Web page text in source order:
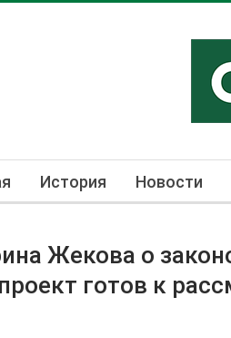
История Новости
Жекова о
готов к